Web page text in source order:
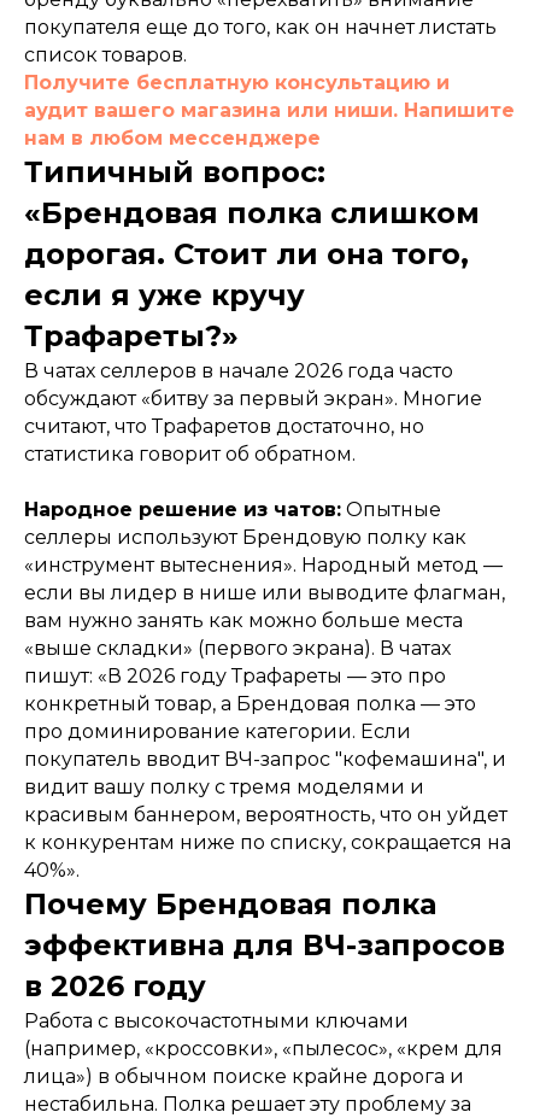
покупателя еще до того, как он начнет листать
список товаров.
Получите бесплатную консультацию и
аудит вашего магазина или ниши. Напишите
нам в любом мессенджере
Типичный вопрос:
«Брендовая полка слишком
дорогая. Стоит ли она того,
если я уже кручу
Трафареты?»
В чатах селлеров в начале 2026 года часто
обсуждают «битву за первый экран». Многие
считают, что Трафаретов достаточно, но
статистика говорит об обратном.
Народное решение из чатов: Опытные
селлеры используют Брендовую полку как
«инструмент вытеснения». Народный метод —
если вы лидер в нише или выводите флагман,
вам нужно занять как можно больше места
«выше складки» (первого экрана). В чатах
пишут: «В 2026 году Трафареты — это про
конкретный товар, а Брендовая полка — это
про доминирование категории. Если
покупатель вводит ВЧ-запрос "кофемашина", и
видит вашу полку с тремя моделями и
красивым баннером, вероятность, что он уйдет
к конкурентам ниже по списку, сокращается на
40%».
Почему Брендовая полка
эффективна для ВЧ-запросов
в 2026 году
Работа с высокочастотными ключами
(например, «кроссовки», «пылесос», «крем для
лица») в обычном поиске крайне дорога и
нестабильна. Полка решает эту проблему за